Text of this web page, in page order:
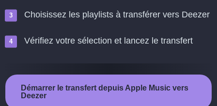
Choisissez les playlists à transférer vers Deezer
Vérifiez votre sélection et lancez le transfert
Démarrer le transfert depuis Apple Music vers
Deezer